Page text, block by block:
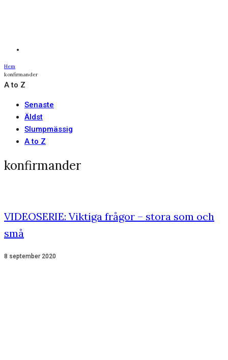
Hem
konfirmander
A to Z
Senaste
Äldst
Slumpmässig
A to Z
konfirmander
VIDEOSERIE: Viktiga frågor – stora som och
små
8 september 2020